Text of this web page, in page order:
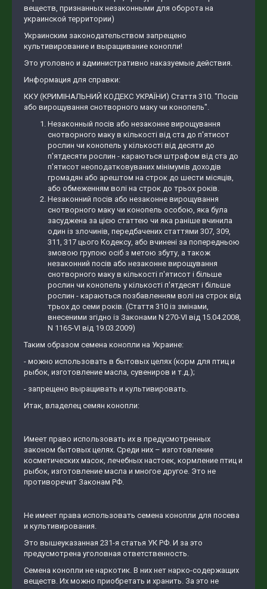
веществ, признанных незаконными для оборота на
украинской территории)
Украинским законодательством запрещено
культивирование и выращивание конопли!
Это уголовно и административно наказуемые действия.
Информация для справки:
ККУ (КРИМІНАЛЬНИЙ КОДЕКС УКРАЇНИ) Стаття 310. "Посів
або вирощування снотворного маку чи конопель".
Незаконный посів або незаконне вирощування
снотворного маку в кількості від ста до п'ятисот
рослин чи конопель у кількості від десяти до
п'ятдесяти рослин - караються штрафом від ста до
п'ятисот неоподатковуваних мінімумів доходів
громадян або арештом на строк до шести місяців,
або обмеженням волі на строк до трьох років.
Незаконний посів або незаконне вирощування
снотворного маку чи конопель особою, яка була
засуджена за цією статтею чи яка раніше вчинила
один із злочинів, передбачених статтями 307, 309,
311, 317 цього Кодексу, або вчинені за попередньою
змовою групою осіб з метою збуту, а також
незаконний посів або незаконне вирощування
снотворного маку в кількості п'ятисот і більше
рослин чи конопель у кількості п'ятдесят і більше
рослин - караються позбавленням волі на строк від
трьох до семи років. (Стаття 310 із змінами,
внесеними згідно із Законами N 270-VI від 15.04.2008,
N 1165-VI від 19.03.2009)
Таким образом семена конопли на Украине:
- можно использовать в бытовых целях (корм для птиц и
рыбок, изготовление масла, сувениров и т.д.);
- запрещено выращивать и культивировать.
Итак, владелец семян конопли:
Имеет право использовать их в предусмотренных
законом бытовых целях. Среди них – изготовление
косметических масок, лечебных настоек, кормление птиц и
рыбок, изготовление масла и многое другое. Это не
противоречит Законам РФ.
Не имеет права использовать семена конопли для посева
и культивирования.
Это вышеуказанная 231-я статья УК РФ. И за это
предусмотрена уголовная ответственность.
Семена конопли не наркотик. В них нет нарко-содержащих
веществ. Их можно приобретать и хранить. За это не